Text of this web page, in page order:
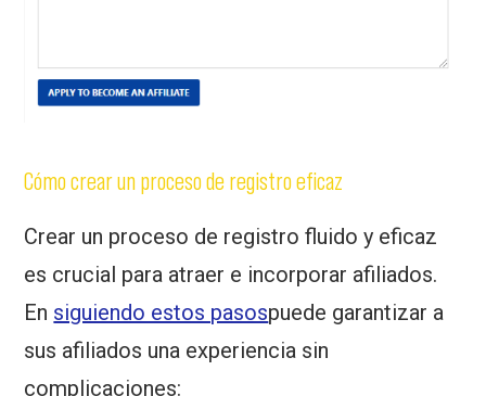
Cómo crear un proceso de registro eficaz
Crear un proceso de registro fluido y eficaz
es crucial para atraer e incorporar afiliados.
En siguiendo estos pasospuede garantizar a
sus afiliados una experiencia sin
complicaciones: